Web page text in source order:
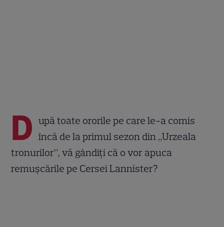
D upă toate ororile pe care le-a comis
încă de la primul sezon din „Urzeala
tronurilor”, vă gândiți că o vor apuca
remușcările pe Cersei Lannister?